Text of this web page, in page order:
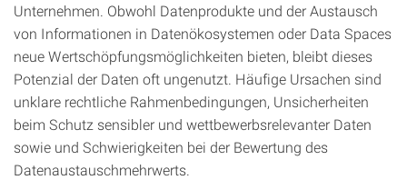
Unternehmen. Obwohl Datenprodukte und der Austausch
von Informationen in Datenökosystemen oder Data Spaces
neue Wertschöpfungsmöglichkeiten bieten, bleibt dieses
Potenzial der Daten oft ungenutzt. Häufige Ursachen sind
unklare rechtliche Rahmenbedingungen, Unsicherheiten
beim Schutz sensibler und wettbewerbsrelevanter Daten
sowie und Schwierigkeiten bei der Bewertung des
Datenaustauschmehrwerts.